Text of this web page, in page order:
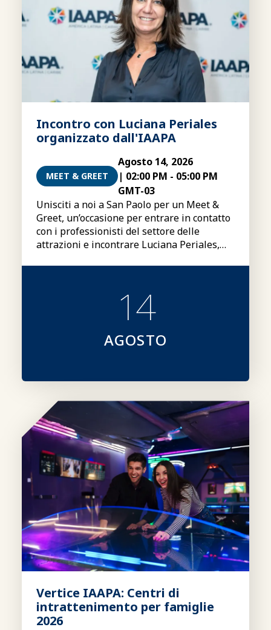
Incontro con Luciana Periales
organizzato dall'IAAPA
MEET & GREET
Agosto 14, 2026
| 02:00 PM - 05:00 PM
GMT-03
Unisciti a noi a San Paolo per un Meet &
Greet, un’occasione per entrare in contatto
con i professionisti del settore delle
attrazioni e incontrare Luciana Periales,
14
AGOSTO
Vertice IAAPA: Centri di
intrattenimento per famiglie
2026